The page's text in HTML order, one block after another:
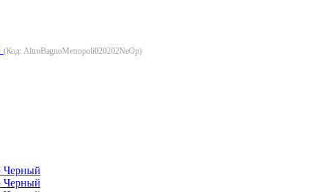
(Код: AltroBagnoMetropoli020202NeOp)